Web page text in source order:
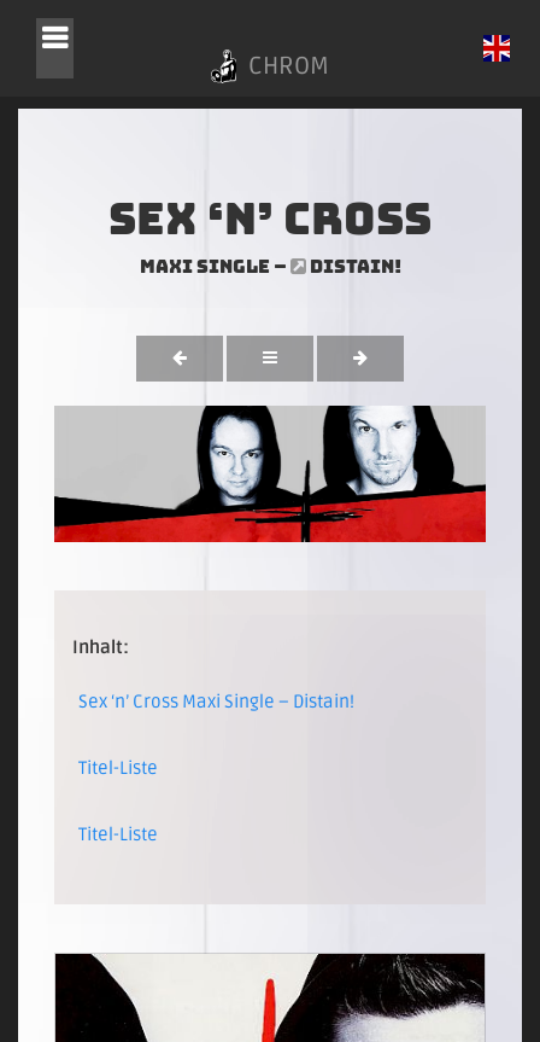
CHROM
Sex ‘n’ Cross
Maxi Single – DISTAIN!
Inhalt:
Sex ‘n’ Cross Maxi Single – Distain!
Titel-Liste
Titel-Liste